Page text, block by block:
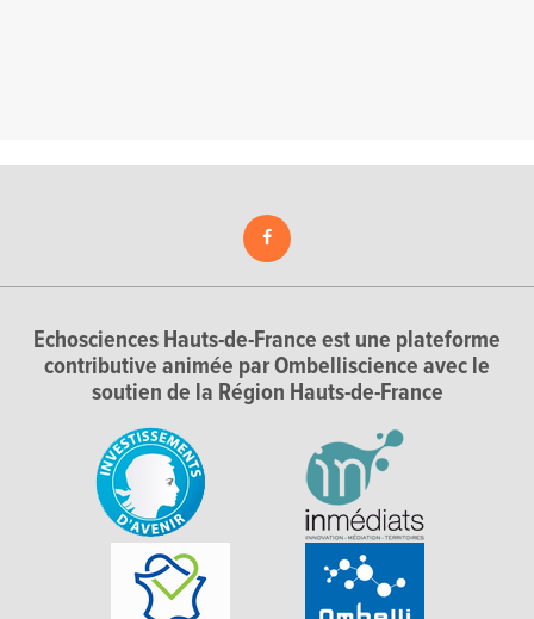
Echosciences Hauts-de-France est une plateforme
contributive animée par Ombelliscience avec le
soutien de la Région Hauts-de-France